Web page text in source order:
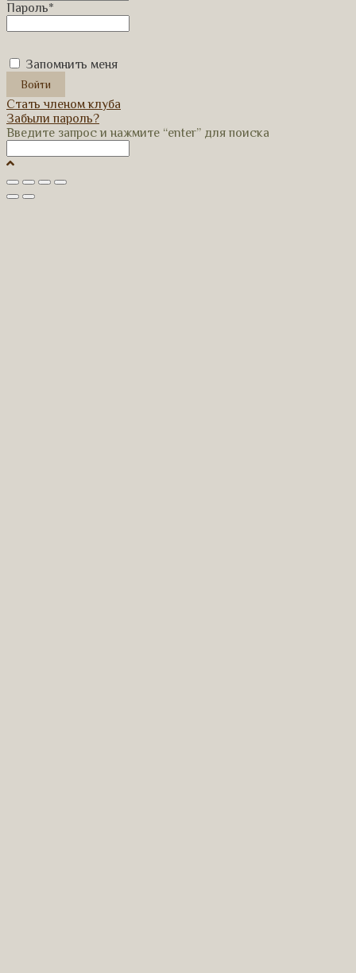
Пароль*
Запомнить меня
Стать членом клуба
Забыли пароль?
Введите запрос и нажмите “enter” для поиска